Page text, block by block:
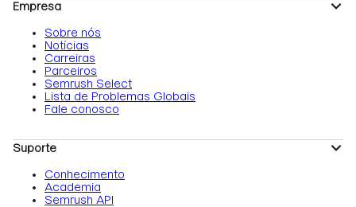
Empresa
Sobre nós
Notícias
Carreiras
Parceiros
Semrush Select
Lista de Problemas Globais
Fale conosco
Suporte
Conhecimento
Academia
Semrush API